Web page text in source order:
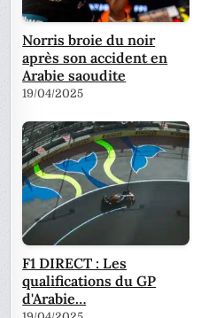
Norris broie du noir
après son accident en
Arabie saoudite
19/04/2025
F1 DIRECT : Les
qualifications du GP
d'Arabie…